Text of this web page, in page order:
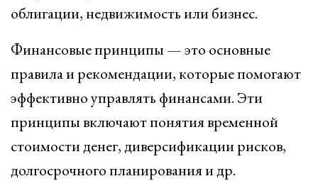
облигации, недвижимость или бизнес.
Финансовые принципы — это основные
правила и рекомендации, которые помогают
эффективно управлять финансами. Эти
принципы включают понятия временной
стоимости денег, диверсификации рисков,
долгосрочного планирования и др.